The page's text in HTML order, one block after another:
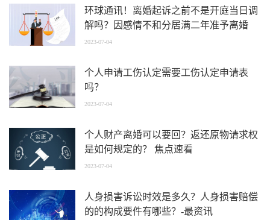
环球通讯！离婚起诉之前不是开庭当日调
解吗？因感情不和分居满二年准予离婚
吗？
2023-07-04
个人申请工伤认定需要工伤认定申请表
吗？
2023-07-04
个人财产离婚可以要回？返还原物请求权
是如何规定的？ 焦点速看
2023-07-04
人身损害诉讼时效是多久？人身损害赔偿
的的构成要件有哪些？-最资讯